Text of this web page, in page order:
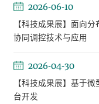
2026-06-10
【科技成果展】面向
协同调控技术与应用
2026-04-30
【科技成果展】基于
台开发